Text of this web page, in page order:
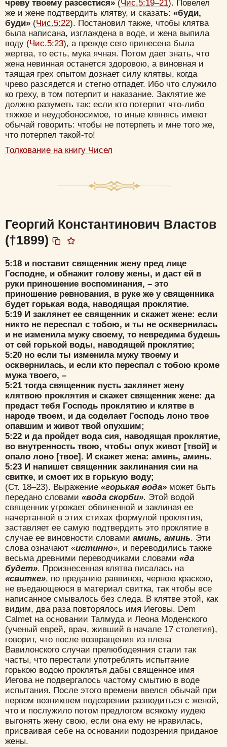
чреву твоему разсестися» (Чис.5:19–21). Повелел
же и жене подтвердить клятву, и сказать: «буди,
буди» (Чис.5:22). Постановил также, чтобы клятва
была написана, изглаждена в воде, и жена выпила
воду (Чис.5:23), а прежде сего принесена была
жертва, то есть, мука ячная. Потом дает знать, что
жена невинная останется здоровою, а виновная и
таящая грех опытом дознает силу клятвы, когда
чрево разсядется и стегно отпадет. Ибо что служило
ко греху, в том потерпит и наказание. Заклятие же
должно разуметь так: если кто потерпит что-либо
тяжкое и неудобоносимое, то иные клянясь имеют
обычай говорить: чтобы не потерпеть и мне того же,
что потерпел такой-то!
Толкование на книгу Чисел
Георгий Константинович Властов
(†1899)
5:18 и поставит священник жену пред лице
Господне, и обнажит голову жены, и даст ей в
руки приношение воспоминания, – это
приношение ревнования, в руке же у священника
будет горькая вода, наводящая проклятие.
5:19 И заклянет ее священник и скажет жене: если
никто не переспал с тобою, и ты не осквернилась
и не изменила мужу своему, то невредима будешь
от сей горькой воды, наводящей проклятие;
5:20 но если ты изменила мужу твоему и
осквернилась, и если кто переспал с тобою кроме
мужа твоего, –
5:21 тогда священник пусть заклянет жену
клятвою проклятия и скажет священник жене: да
предаст тебя Господь проклятию и клятве в
народе твоем, и да соделает Господь лоно твое
опавшим и живот твой опухшим;
5:22 и да пройдет вода сия, наводящая проклятие,
во внутренность твою, чтобы опух живот [твой] и
опало лоно [твое]. И скажет жена: аминь, аминь.
5:23 И напишет священник заклинания сии на
свитке, и смоет их в горькую воду;
(Ст. 18–23). Выражение «горькая вода» может быть
передано словами «вода скорби». Этой водой
священник угрожает обвиненной и заклиная ее
начертанной в этих стихах формулой проклятия,
заставляет ее самую подтвердить это проклятие в
случае ее виновности словами аминь, аминь. Эти
слова означают «истинно», и переводились также
весьма древними переводчиками словами «да
будет». Произнесенная клятва писалась на
«свитке», по преданию раввинов, черною краскою,
не въедающеюся в материал свитка, так чтобы все
написанное смывалось без следа. В клятве этой, как
видим, два раза повторялось имя Иеговы. Dem
Calmet на основании Талмуда и Леона Моденского
(ученый еврей, врач, живший в начале 17 столетия),
говорит, что после возвращения из плена
Вавилонского случаи прелюбодеяния стали так
часты, что перестали употреблять испытание
горькою водою проклятья дабы священное имя
Иегова не подвергалось частому смытию в воде
испытания. После этого времени ввелся обычай при
первом возникшем подозрении разводиться с женой,
что и послужило потом предлогом всякому иудею
выгонять жену свою, если она ему не нравилась,
присваивая себе на основании подозрения приданое
жены.
Цвет:
Удалить Сохранить